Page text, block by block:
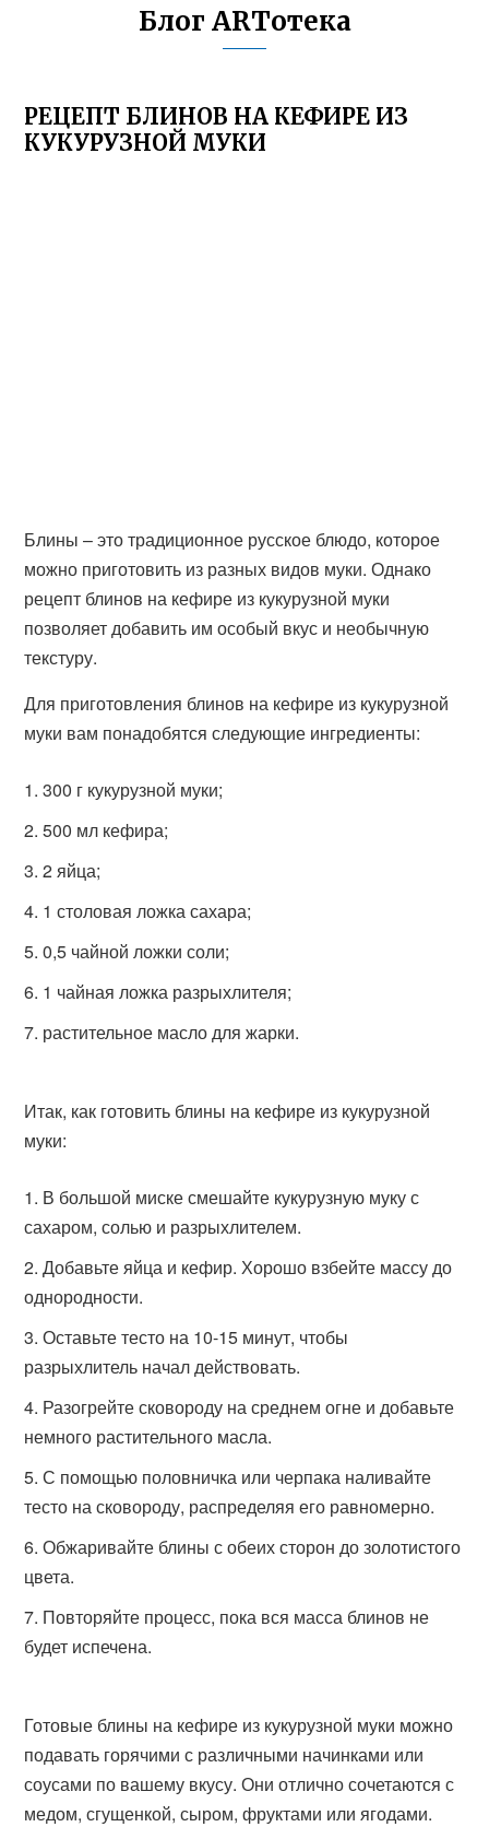
Блог ARTотека
РЕЦЕПТ БЛИНОВ НА КЕФИРЕ ИЗ
КУКУРУЗНОЙ МУКИ
Блины – это традиционное русское блюдо, которое
можно приготовить из разных видов муки. Однако
рецепт блинов на кефире из кукурузной муки
позволяет добавить им особый вкус и необычную
текстуру.
Для приготовления блинов на кефире из кукурузной
муки вам понадобятся следующие ингредиенты:
300 г кукурузной муки;
500 мл кефира;
2 яйца;
1 столовая ложка сахара;
0,5 чайной ложки соли;
1 чайная ложка разрыхлителя;
растительное масло для жарки.
Итак, как готовить блины на кефире из кукурузной
муки:
В большой миске смешайте кукурузную муку с
сахаром, солью и разрыхлителем.
Добавьте яйца и кефир. Хорошо взбейте массу до
однородности.
Оставьте тесто на 10-15 минут, чтобы
разрыхлитель начал действовать.
Разогрейте сковороду на среднем огне и добавьте
немного растительного масла.
С помощью половничка или черпака наливайте
тесто на сковороду, распределяя его равномерно.
Обжаривайте блины с обеих сторон до золотистого
цвета.
Повторяйте процесс, пока вся масса блинов не
будет испечена.
Готовые блины на кефире из кукурузной муки можно
подавать горячими с различными начинками или
соусами по вашему вкусу. Они отлично сочетаются с
медом, сгущенкой, сыром, фруктами или ягодами.